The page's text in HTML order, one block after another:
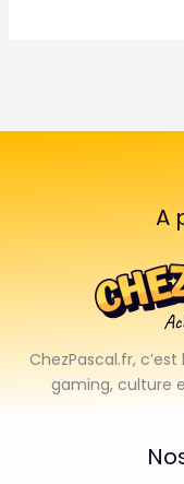
A
ChezPascal.fr,
gaming, culture